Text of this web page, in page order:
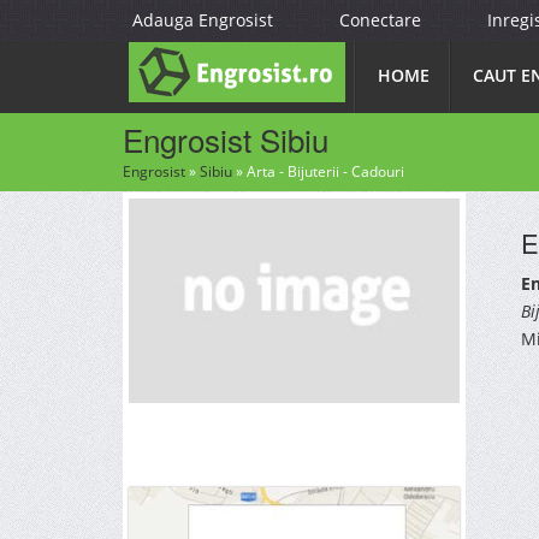
Adauga Engrosist Conectare
HOME CAUT
Engrosist Sibiu
Engrosist»Sibiu»Arta - Bijuterii - Cadouri